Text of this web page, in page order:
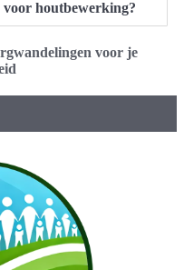
voor houtbewerking?
voor je